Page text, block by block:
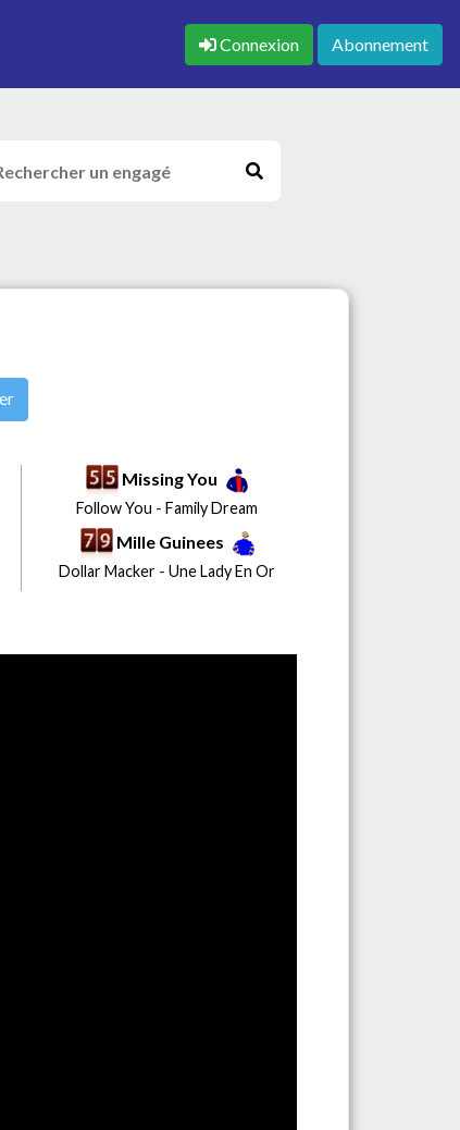
Connexion Abonnement
Missing You
Follow You -Family Dream
Mille Guinees
Dollar Macker -Une Lady En Or